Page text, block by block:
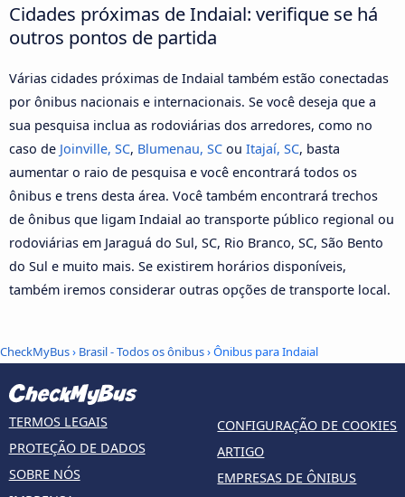
Cidades próximas de Indaial: verifique se há
outros pontos de partida
Várias cidades próximas de Indaial também estão conectadas
por ônibus nacionais e internacionais. Se você deseja que a
sua pesquisa inclua as rodoviárias dos arredores, como no
caso de Joinville, SC, Blumenau, SC ou Itajaí, SC, basta
aumentar o raio de pesquisa e você encontrará todos os
ônibus e trens desta área. Você também encontrará trechos
de ônibus que ligam Indaial ao transporte público regional ou
rodoviárias em Jaraguá do Sul, SC, Rio Branco, SC, São Bento
do Sul e muito mais. Se existirem horários disponíveis,
também iremos considerar outras opções de transporte local.
CheckMyBus› Brasil - Todos os ônibus› Ônibus para Indaial
TERMOS LEGAIS
PROTEÇÃO DE DADOS
SOBRE NÓS
CONFIGURAÇÃO DE COOKIES
ARTIGO
EMPRESAS DE ÔNIBUS